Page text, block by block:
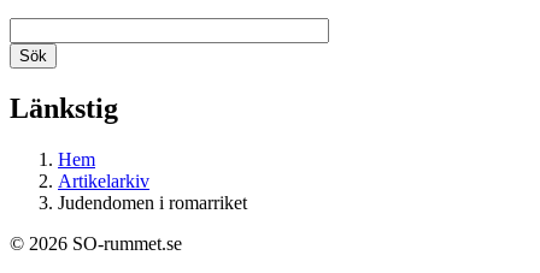
Länkstig
Hem
Artikelarkiv
Judendomen i romarriket
© 2026 SO-rummet.se